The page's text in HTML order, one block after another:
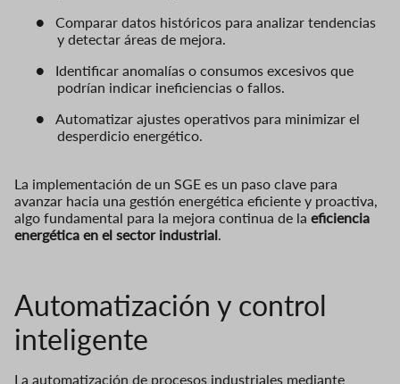
●
Comparar datos históricos para analizar tendencias
y detectar áreas de mejora.
●
Identificar anomalías o consumos excesivos que
podrían indicar ineficiencias o fallos.
●
Automatizar ajustes operativos para minimizar el
desperdicio energético.
La implementación de un SGE es un paso clave para
avanzar hacia una gestión energética eficiente y proactiva,
algo fundamental para la mejora continua de la eficiencia
energética en el sector industrial.
Automatización y control
inteligente
La automatización de procesos industriales mediante